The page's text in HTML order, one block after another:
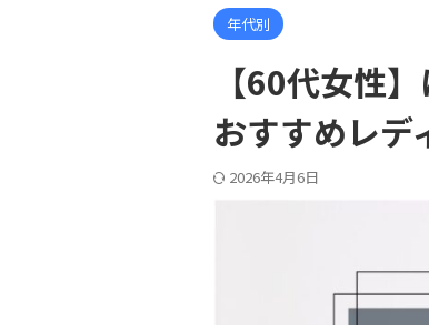
年代別
【60代女性
おすすめレデ
2026年4月6日